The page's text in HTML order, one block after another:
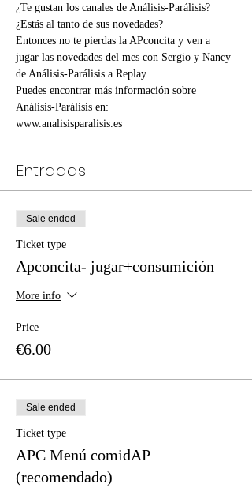
¿Te gustan los canales de Análisis-Parálisis?
¿Estás al tanto de sus novedades?
Entonces no te pierdas la APconcita y ven a
jugar las novedades del mes con Sergio y Nancy
de Análisis-Parálisis a Replay.
Puedes encontrar más información sobre
Análisis-Parálisis en:
www.analisisparalisis.es
Entradas
Sale ended
Ticket type
Apconcita- jugar+consumición
More info
Price
€6.00
Sale ended
Ticket type
APC Menú comidAP
(recomendado)